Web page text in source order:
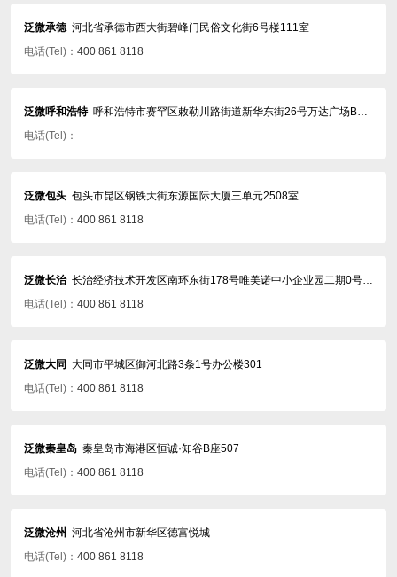
泛微承德 河北省承德市西大街碧峰门民俗文化街6号楼111室
电话(Tel)： 400 861 8118
泛微呼和浩特 呼和浩特市赛罕区敕勒川路街道新华东街26号万达广场B座1601
电话(Tel)：
泛微包头 包头市昆区钢铁大街东源国际大厦三单元2508室
电话(Tel)： 400 861 8118
泛微长治 长治经济技术开发区南环东街178号唯美诺中小企业园二期0号楼三层3002室
电话(Tel)： 400 861 8118
泛微大同 大同市平城区御河北路3条1号办公楼301
电话(Tel)： 400 861 8118
泛微秦皇岛 秦皇岛市海港区恒诚·知谷B座507
电话(Tel)： 400 861 8118
泛微沧州 河北省沧州市新华区德富悦城
电话(Tel)： 400 861 8118